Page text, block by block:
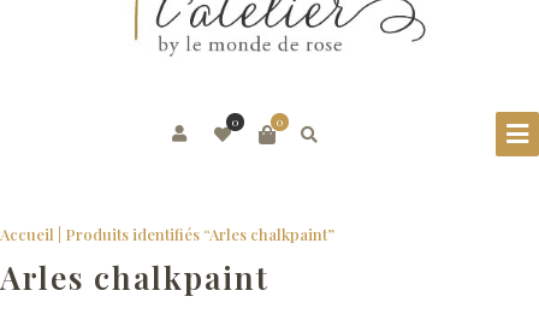
0
0
Accueil | Produits identifiés “Arles chalkpaint”
Arles chalkpaint